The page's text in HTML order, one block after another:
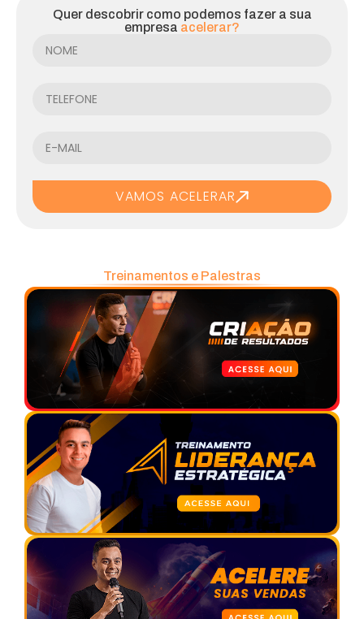
Quer descobrir como podemos fazer a sua
empresa acelerar?
VAMOS ACELERAR
Treinamentos e Palestras